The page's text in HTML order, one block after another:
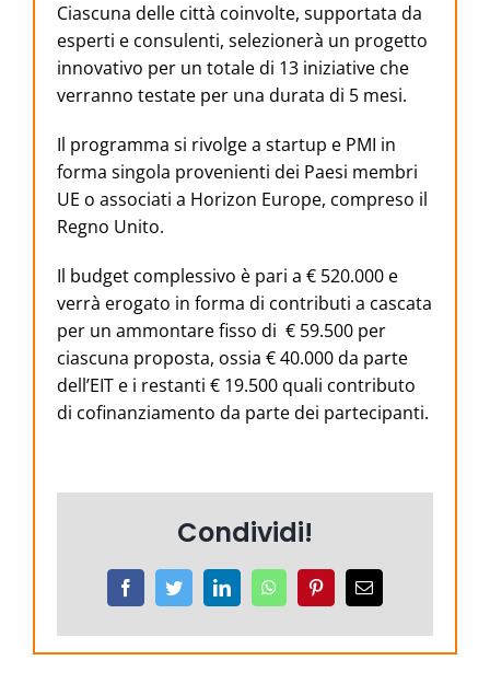
Ciascuna delle città coinvolte, supportata da
esperti e consulenti, selezionerà un progetto
innovativo per un totale di 13 iniziative che
verranno testate per una durata di 5 mesi.
Il programma si rivolge a startup e PMI in
forma singola provenienti dei Paesi membri
UE o associati a Horizon Europe, compreso il
Regno Unito.
Il budget complessivo è pari a € 520.000 e
verrà erogato in forma di contributi a cascata
per un ammontare fisso di € 59.500 per
ciascuna proposta, ossia € 40.000 da parte
dell’EIT e i restanti € 19.500 quali contributo
di cofinanziamento da parte dei partecipanti.
Condividi!
FacebookTwitterLinkedInWhatsAppPinterestEmail